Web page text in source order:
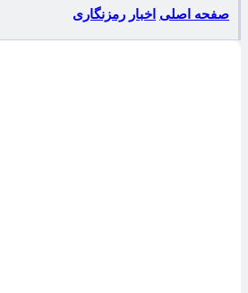
صفحه اصلی اخبار رمزنگاری